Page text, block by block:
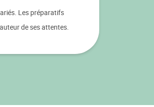
Les préparatifs
de ses attentes.